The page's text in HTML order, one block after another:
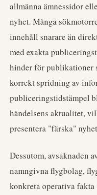
allmänna ämnessidor
nyhet. Många
innehåll snarare än
med exakta
hinder för publikationer
korrekt spridning av
publiceringstidstämpel
händelsens aktualitet,
presentera "färska"
Dessutom, avsaknaden
namngivna flygbolag,
konkreta operativa fakta